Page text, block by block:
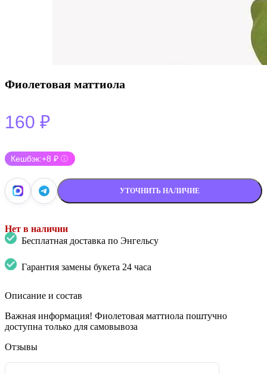
Фиолетовая маттиола
160 ₽
Кешбэк:+8 ₽ ⓘ
УТОЧНИТЬ НАЛИЧИЕ
Нет в наличии
Бесплатная доставка по Энгельсу
Гарантия замены букета 24 часа
Описание и состав
Важная информация! Фиолетовая маттиола поштучно
доступна только для самовывоза
Отзывы